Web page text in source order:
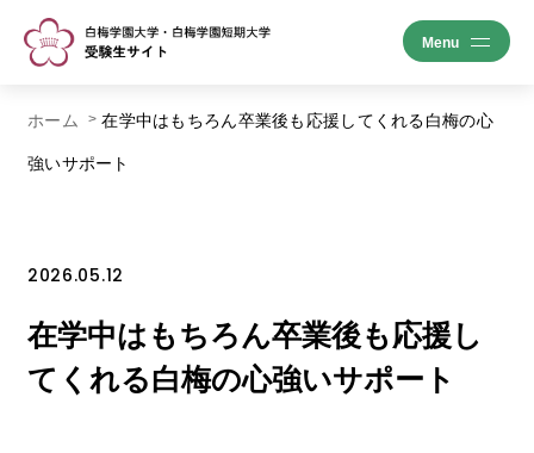
ホーム 在学中はもちろん卒業後も応援してくれる白梅の心
強いサポート
2026.05.12
在学中はもちろん卒業後も応援し
てくれる白梅の心強いサポート